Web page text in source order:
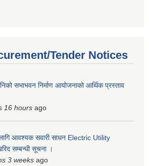
Tender Notices
सभाभवन निर्माण आयोजनाको आर्थिक प्रस्ताव
16 hours ago
आवश्यक सवारी साधन Electric Utility
सम्बन्धी सूचना ।
3 weeks ago